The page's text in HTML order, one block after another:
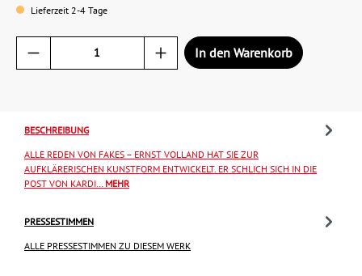
Lieferzeit 2-4 Tage
In den Warenkorb
BESCHREIBUNG
ALLE REDEN VON FAKES – ERNST VOLLAND HAT SIE ZUR
AUFKLÄRERISCHEN KUNSTFORM ENTWICKELT. ER SCHLICH SICH IN DIE
POST VON KARDI… MEHR
PRESSESTIMMEN
ALLE PRESSESTIMMEN ZU DIESEM WERK